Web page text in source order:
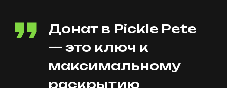
Донат в Pickle Pete
— это ключ к
максимальному
раскрытию